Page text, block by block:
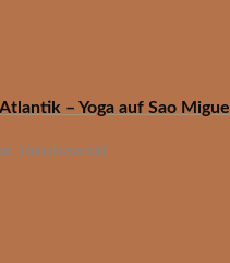
– Yoga auf Sao Miguel
Jakubowski